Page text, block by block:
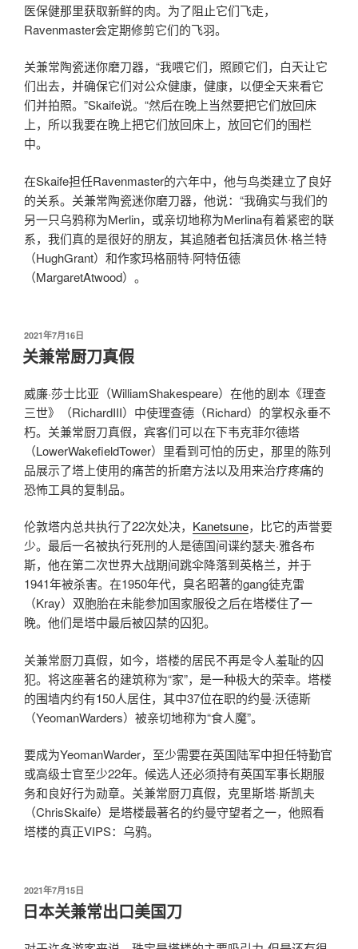
医保健那里获取新鲜的肉。为了阻止它们飞走，
Ravenmaster会定期修剪它们的飞羽。
关兼常陶瓷迷你磨刀器，“我喂它们，照顾它们，白天让它
们出去，并确保它们对公众健康，健康，以便全天来看它
们并拍照。”Skaife说。“然后在晚上当然要把它们放回床
上，所以我要在晚上把它们放回床上，放回它们的围栏
中。
在Skaife担任Ravenmaster的六年中，他与鸟类建立了良好
的关系。关兼常陶瓷迷你磨刀器，他说：“我确实与我们的
另一只乌鸦称为Merlin，或亲切地称为Merlina有着紧密的联
系，我们真的是很好的朋友，其追随者包括演员休·格兰特
（HughGrant）和作家玛格丽特·阿特伍德
（MargaretAtwood）。
发
布
于
2021年7月16日
关兼常厨刀真假
威廉·莎士比亚（WilliamShakespeare）在他的剧本《理查
三世》（RichardIII）中使理查德（Richard）的掌权永垂不
朽。关兼常厨刀真假，宾客们可以在下韦克菲尔德塔
（LowerWakefieldTower）里看到可怕的历史，那里的陈列
品展示了塔上使用的痛苦的折磨方法以及用来治疗疼痛的
恐怖工具的复制品。
伦敦塔内总共执行了22次处决， Kanetsune，比它的声誉要
少。最后一名被执行死刑的人是德国间谍约瑟夫·雅各布
斯，他在第二次世界大战期间跳伞降落到英格兰，并于
1941年被杀害。在1950年代，臭名昭著的gang徒克雷
（Kray）双胞胎在未能参加国家服役之后在塔楼住了一
晚。他们是塔中最后被囚禁的囚犯。
关兼常厨刀真假，如今，塔楼的居民不再是令人羞耻的囚
犯。将这座著名的建筑称为“家”，是一种极大的荣幸。塔楼
的围墙内约有150人居住，其中37位在职的约曼·沃德斯
（YeomanWarders）被亲切地称为“食人魔”。
要成为YeomanWarder，至少需要在英国陆军中担任特勤官
或高级士官至少22年。候选人还必须持有英国军事长期服
务和良好行为勋章。关兼常厨刀真假，克里斯塔·斯凯夫
（ChrisSkaife）是塔楼最著名的约曼守望者之一，他照看
塔楼的真正VIPS：乌鸦。
发
布
于
2021年7月15日
日本关兼常出口美国刀